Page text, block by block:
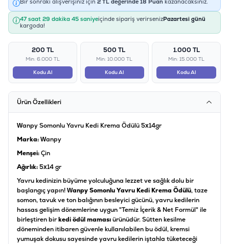
Bir sonraki alışverişiniz için 2 TL değerinde 18 Puan kazanacaksınız.
47 saat 29 dakika 45 saniyeiçinde sipariş verirsenizPazartesi günü
kargoda!
200 TL
Min: 6.000 TL
Kodu Al
500 TL
Min: 10.000 TL
Kodu Al
1.000 TL
Min: 15.000 TL
Kodu Al
Ürün Özellikleri
Wanpy Somonlu Yavru Kedi Krema Ödülü 5x14gr
Marka:Wanpy
Menşei:Çin
Ağırlık:5x14 gr
Yavru kedinizin büyüme yolculuğuna lezzet ve sağlık dolu bir
başlangıç yapın!Wanpy Somonlu Yavru Kedi Krema Ödülü, taze
somon, tavuk ve ton balığının besleyici gücünü, yavru kedilerin
hassas gelişim dönemlerine uygun "Temiz İçerik & Net Formül" ile
birleştiren birkedi ödül mamasıürünüdür. Sütten kesilme
döneminden itibaren güvenle kullanılabilen bu ödül, kremsi
yumuşak dokusu sayesinde yavru kedilerin iştahla tüketeceği